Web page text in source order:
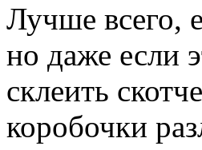
Лучше всего,
но даже если
склеить
коробочки